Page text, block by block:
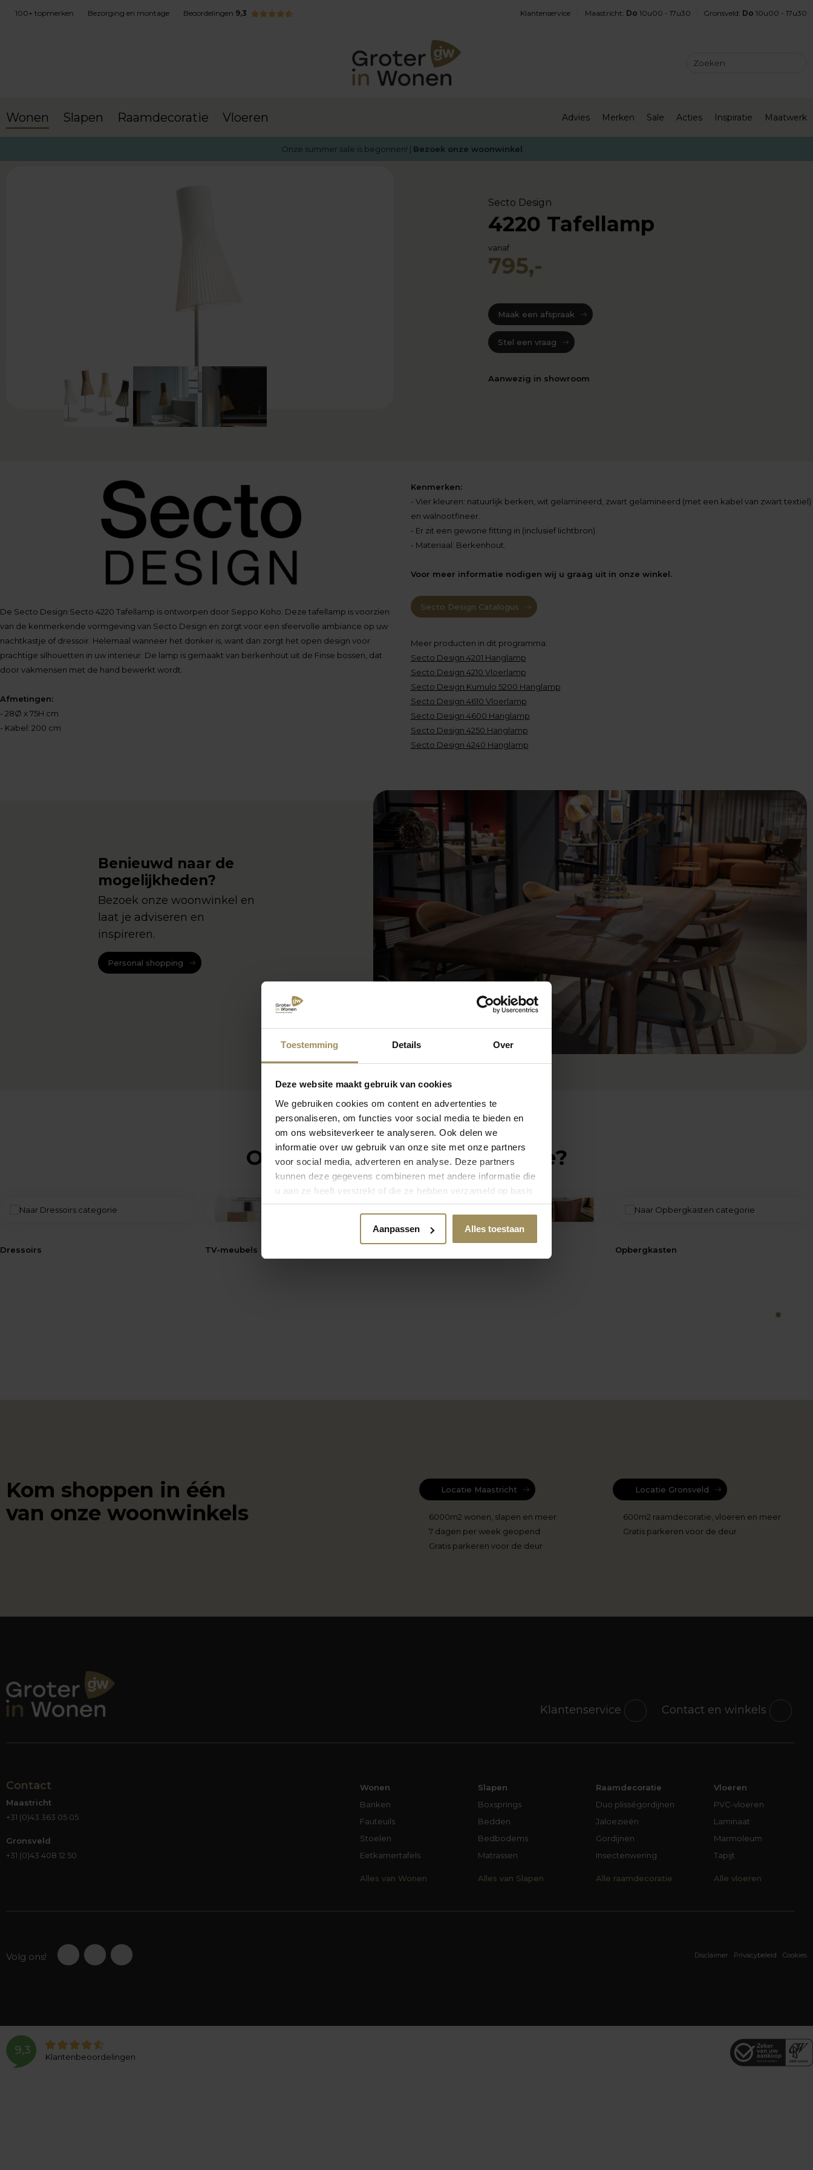
Toestemming Details Over
Deze website maakt gebruik van cookies
We gebruiken cookies om content en advertenties te
personaliseren, om functies voor social media te bieden en
om ons websiteverkeer te analyseren. Ook delen we
informatie over uw gebruik van onze site met onze partners
voor social media, adverteren en analyse. Deze partners
kunnen deze gegevens combineren met andere informatie die
u aan ze heeft verstrekt of die ze hebben verzameld op basis
van uw gebruik van hun services.
Aanpassen Alles toestaan
100+ topmerken Bezorging en montage Beoordelingen 9,3 Klantenservice Maastricht: Do 10u00 - 17u30 Gronsveld: Do 10u00 - 17u30
Wonen Slapen Raamdecoratie Vloeren Advies Merken Sale Acties Inspiratie Maatwerk
Onze summer sale is begonnen! | Bezoek onze woonwinkel
terug naar Wonen Lampen
Secto Design
4220 Tafellamp
vanaf
795,-
Maak een afspraak
Stel een vraag
Aanwezig in showroom
De Secto Design Secto 4220 Tafellamp is ontworpen door Seppo Koho. Deze tafellamp is voorzien
van de kenmerkende vormgeving van Secto Design en zorgt voor een sfeervolle ambiance op uw
nachtkastje of dressoir. Helemaal wanneer het donker is, want dan zorgt het open design voor
prachtige silhouetten in uw interieur. De lamp is gemaakt van berkenhout uit de Finse bossen, dat
door vakmensen met de hand bewerkt wordt.
Afmetingen:
- 28Ø x 75H cm
- Kabel: 200 cm
Kenmerken:
- Vier kleuren: natuurlijk berken, wit gelamineerd, zwart gelamineerd (met een kabel van zwart textiel)
en walnootfineer.
- Er zit een gewone fitting in (inclusief lichtbron).
- Materiaal: Berkenhout.
Voor meer informatie nodigen wij u graag uit in onze winkel.
Secto Design Catalogus
Meer producten in dit programma:
Secto Design 4201 Hanglamp
Secto Design 4210 Vloerlamp
Secto Design Kumulo 5200 Hanglamp
Secto Design 4610 Vloerlamp
Secto Design 4600 Hanglamp
Secto Design 4250 Hanglamp
Secto Design 4240 Hanglamp
Benieuwd naar de
mogelijkheden?
Bezoek onze woonwinkel en
laat je adviseren en
inspireren.
Personal shopping
Op zoek naar meer inspiratie?
Dressoirs TV-meubels Opbergkasten
1
Kom shoppen in één
van onze woonwinkels
Locatie Maastricht
6000m2 wonen, slapen en meer
7 dagen per week geopend
Gratis parkeren voor de deur
Locatie Gronsveld
600m2 raamdecoratie, vloeren en meer
Gratis parkeren voor de deur
Contact en winkels
Klantenservice
Contact
Maastricht
+31 (0)43 363 05 05
Gronsveld
+31 (0)43 408 12 50
Wonen
Banken
Fauteuils
Stoelen
Eetkamertafels
Alles van Wonen
Slapen
Boxsprings
Bedden
Bedbodems
Matrassen
Alles van Slapen
Raamdecoratie
Duo plisségordijnen
Jaloezieën
Gordijnen
Insectenwering
Alle raamdecoratie
Vloeren
PVC-vloeren
Laminaat
Marmoleum
Tapijt
Alle vloeren
Volg ons! Disclaimer Privacybeleid Cookies
9,3
Klantenbeoordelingen